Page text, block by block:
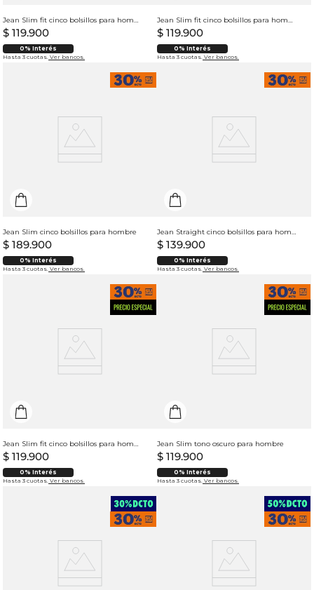
Jean Slim fit cinco bolsillos para hombre
$ 119.900
0% Interés
Hasta 3 cuotas. Ver bancos.
Jean Slim fit cinco bolsillos para hombre
$ 119.900
0% Interés
Hasta 3 cuotas. Ver bancos.
Jean Slim cinco bolsillos para hombre
$ 189.900
0% Interés
Hasta 3 cuotas. Ver bancos.
Jean Straight cinco bolsillos para hombre
$ 139.900
0% Interés
Hasta 3 cuotas. Ver bancos.
Jean Slim fit cinco bolsillos para hombre
$ 119.900
0% Interés
Hasta 3 cuotas. Ver bancos.
Jean Slim tono oscuro para hombre
$ 119.900
0% Interés
Hasta 3 cuotas. Ver bancos.